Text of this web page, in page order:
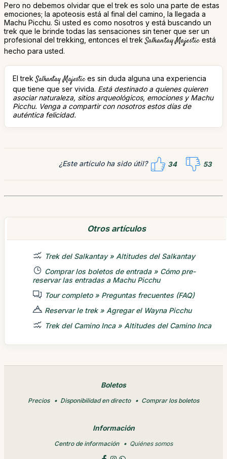
Pero no debemos olvidar que el trek es solo una parte de estas
emociones; la apoteosis está al final del camino, la llegada a
Machu Picchu. Si usted es como nosotros y está buscando un
trek que le brinde todas las sensaciones sin tener que ser un
profesional del trekking, entonces el trek Salkantay Majesticestá
hecho para usted.
El trek Salkantay Majestices sin duda alguna una experiencia
que tiene que ser vivida. Está destinado a quienes quieren
asociar naturaleza, sitios arqueológicos, emociones y Machu
Picchu. Venga a compartir con nosotros estos días de
auténtica felicidad.
¿Este artículo ha sido útil? 34 53
Otros artículos
Trek del Salkantay » Altitudes del Salkantay
Comprar los boletos de entrada » Cómo pre-
reservar las entradas a Machu Picchu
Tour completo » Preguntas frecuentes (FAQ)
Reservar le trek » Agregar el Wayna Picchu
Trek del Camino Inca » Altitudes del Camino Inca
Boletos
Precios Disponibilidad en directo Comprar los boletos
Información
Centro de información Quiénes somos